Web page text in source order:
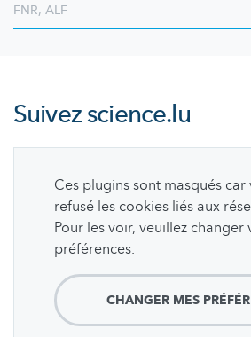
FNR, ALF
Suivezscience.lu
Ces plugins sont masqués car
refusé les cookies liés aux
Pour les voir, veuillez changer
préférences.
CHANGER MES